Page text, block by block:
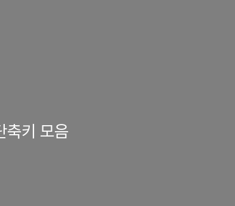
키 모음